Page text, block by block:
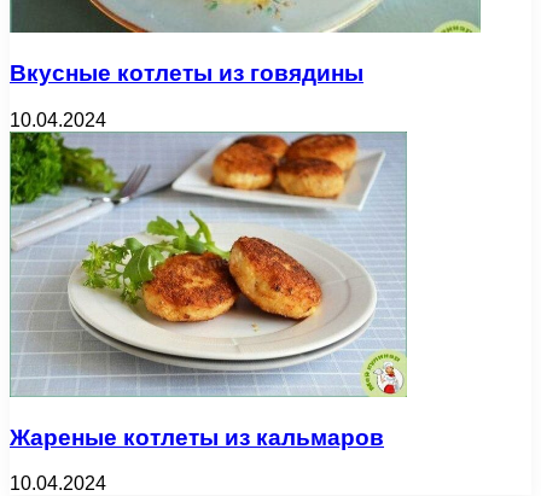
Вкусные котлеты из говядины
10.04.2024
Жареные котлеты из кальмаров
10.04.2024